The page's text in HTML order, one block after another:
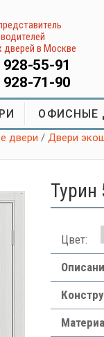
в Москве
55-91
928-71-90
ОФИСНЫЕ
двери /Двери
Турин
Цвет: